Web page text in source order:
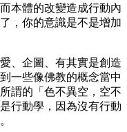
本體的改變造成行動內
，你的意識是不是增加
、企圖、有其實是創造
一些像佛教的概念當中
謂的「色不異空，空不
行動學，因為沒有行動